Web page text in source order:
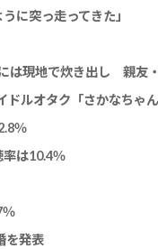
に突っ走ってきた」
％
は10.4％
を発表